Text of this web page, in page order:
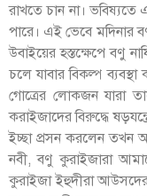
রাখতে চান না। ভবিষ্যতে
পারে। এই ভেবে মদিনার
উবাইয়ের হস্তক্ষেপে বণু
চলে যাবার বিকল্প
গোত্রের লোকজন যারা
করাইজাদের বিরুদ্ধে
ইচ্ছা প্রসন করলেন তখন
নবী, বণু কুরাইজারা
কুরাইজা ইহুদীরা আউসদের